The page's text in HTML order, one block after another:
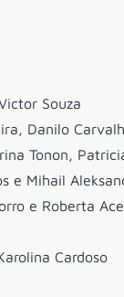
Souza
Danilo
Tonon,
e Mihail
e Roberta
Cardoso